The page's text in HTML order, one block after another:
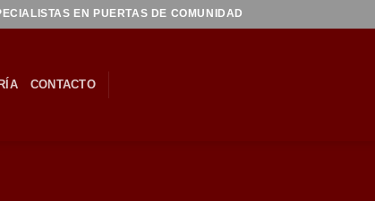
EN PUERTAS DE COMUNIDAD
CONTACTO